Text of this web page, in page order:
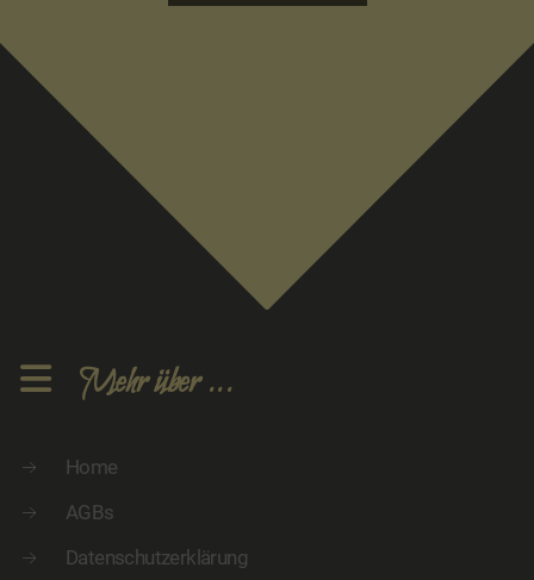
Mehr über ...
Home
AGBs
Datenschutzerklärung